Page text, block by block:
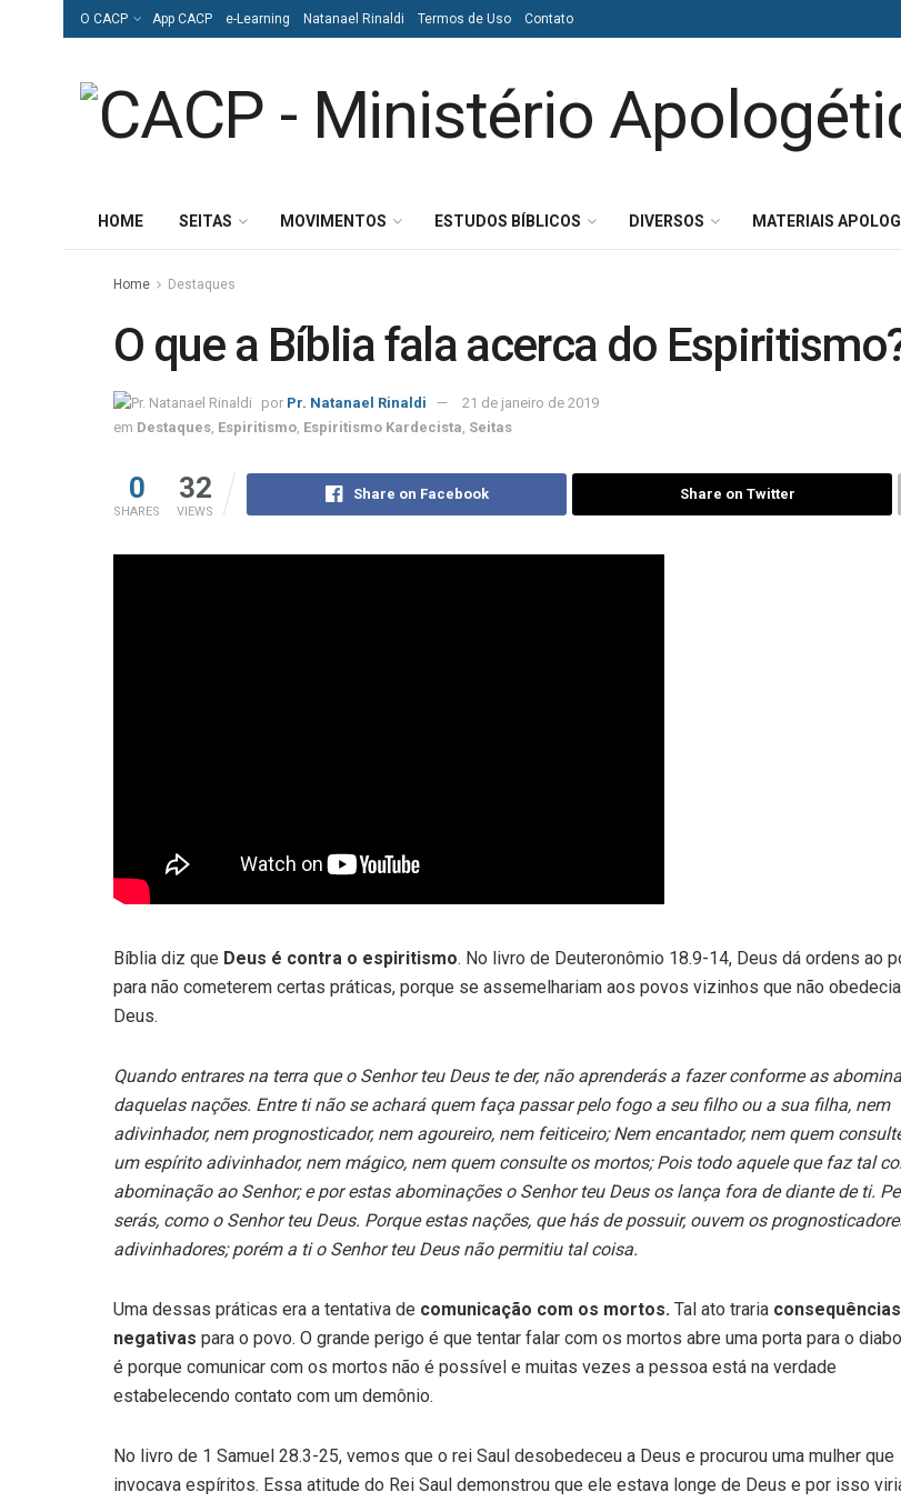
O CACP App CACP e-Learning Natanael Rinaldi Termos de Uso Contato
HOME SEITAS MOVIMENTOS ESTUDOS BÍBLICOS DIVERSOS MATERIAIS
Home Destaques
O que a Bíblia fala acerca do
por Pr. Natanael Rinaldi
21 de janeiro de 2019
em Destaques, Espiritismo, Espiritismo Kardecista, Seitas
0
SHARES
32
VIEWS
Share on Facebook Share on Twitter
Bíblia diz que Deus é contra o espiritismo. No livro de Deuteronômio 18.9-14, Deus dá ordens ao
para não cometerem certas práticas, porque se assemelhariam aos povos vizinhos que não
Deus.
Quando entrares na terra que o Senhor teu Deus te der, não aprenderás a fazer conforme as
daquelas nações. Entre ti não se achará quem faça passar pelo fogo a seu filho ou a sua filha, nem
adivinhador, nem prognosticador, nem agoureiro, nem feiticeiro; Nem encantador, nem quem
um espírito adivinhador, nem mágico, nem quem consulte os mortos; Pois todo aquele que faz tal
abominação ao Senhor; e por estas abominações o Senhor teu Deus os lança fora de diante de ti.
serás, como o Senhor teu Deus. Porque estas nações, que hás de possuir, ouvem os
adivinhadores; porém a ti o Senhor teu Deus não permitiu tal coisa.
Uma dessas práticas era a tentativa de comunicação com os mortos. Tal ato traria consequências
negativas para o povo. O grande perigo é que tentar falar com os mortos abre uma porta para o
é porque comunicar com os mortos não é possível e muitas vezes a pessoa está na verdade
estabelecendo contato com um demônio.
No livro de 1 Samuel 28.3-25, vemos que o rei Saul desobedeceu a Deus e procurou uma mulher que
invocava espíritos. Essa atitude do Rei Saul demonstrou que ele estava longe de Deus e por isso